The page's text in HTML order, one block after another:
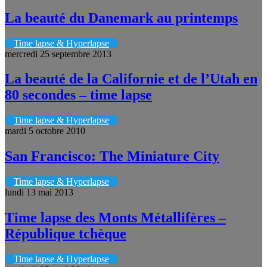
La beauté du Danemark au printemps
Time lapse & Hyperlapse
mercredi 25 septembre 2013
La beauté de la Californie et de l’Utah en
80 secondes – time lapse
Time lapse & Hyperlapse
mardi 5 octobre 2010
San Francisco: The Miniature City
Time lapse & Hyperlapse
lundi 13 mai 2013
Time lapse des Monts Métallifères –
République tchèque
Time lapse & Hyperlapse